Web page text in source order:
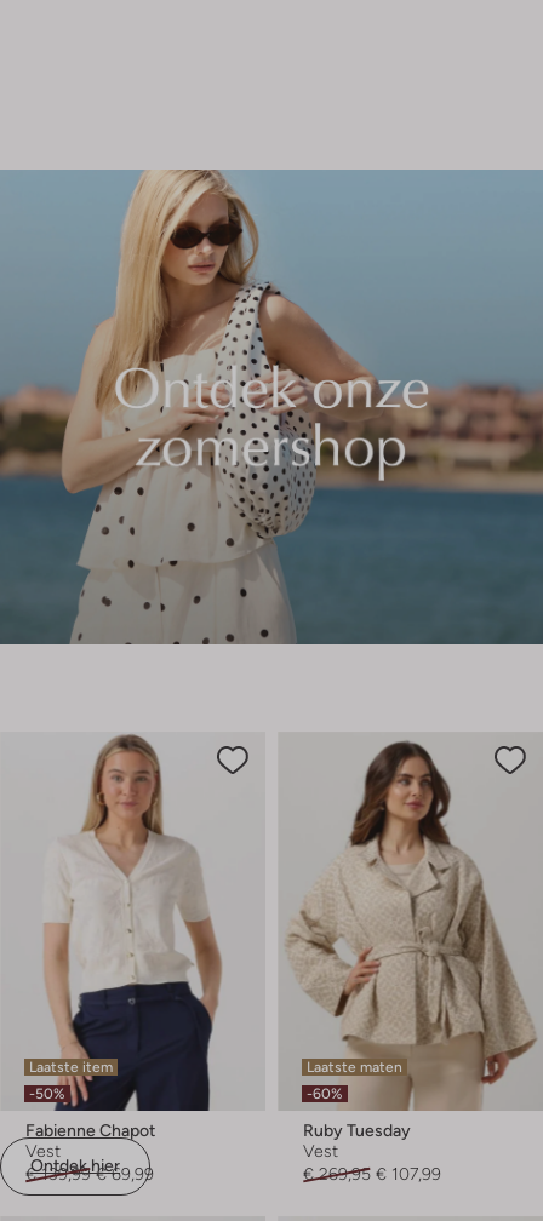
Ontdek hier
Laatste item
-50%
Fabienne Chapot
Vest
€ 139,99 € 69,99
Laatste maten
-60%
Ruby Tuesday
Vest
€ 269,95 € 107,99